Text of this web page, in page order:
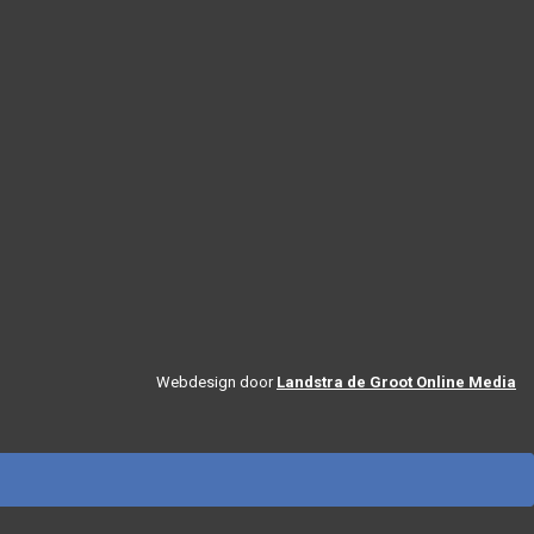
Webdesign door Landstra de Groot Online Media